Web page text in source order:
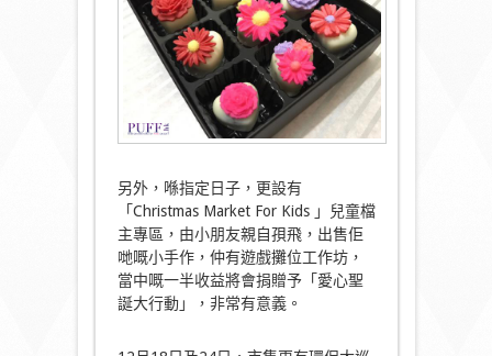
另外，喺指定日子，更設有
「Christmas Market For Kids 」兒童檔
主專區，由小朋友親自孭飛，出售佢
哋嘅小手作，仲有遊戲攤位工作坊，
當中嘅一半收益將會捐贈予「愛心聖
誕大行動」，非常有意義。